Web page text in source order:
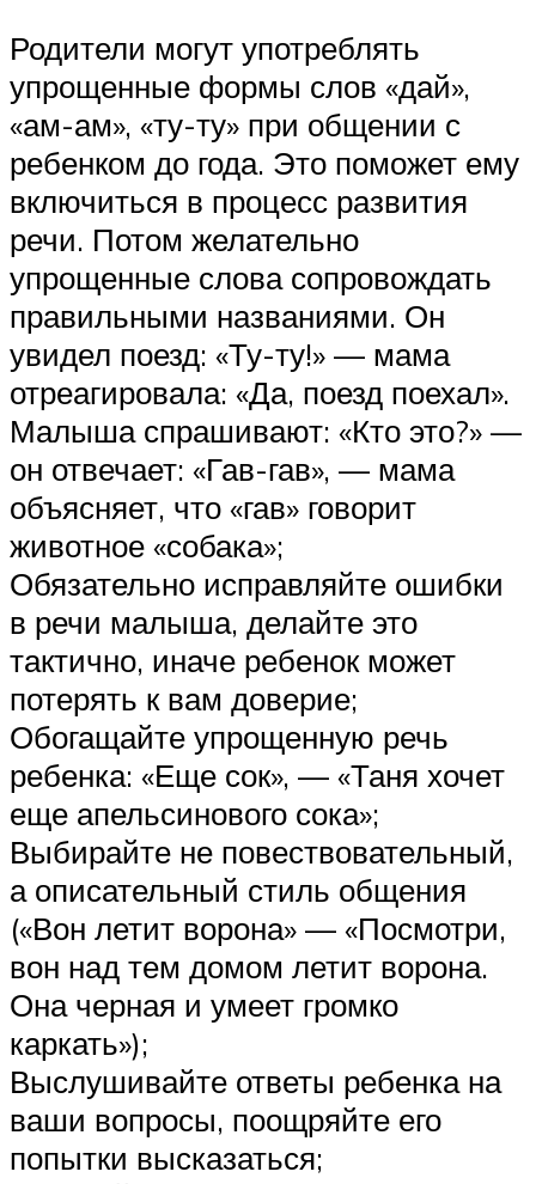
Родители могут употреблять
упрощенные формы слов «дай»,
«ам-ам», «ту-ту» при общении с
ребенком до года. Это поможет ему
включиться в процесс развития
речи. Потом желательно
упрощенные слова сопровождать
правильными названиями. Он
увидел поезд: «Ту-ту!» — мама
отреагировала: «Да, поезд поехал».
Малыша спрашивают: «Кто это?» —
он отвечает: «Гав-гав», — мама
объясняет, что «гав» говорит
животное «собака»;
Обязательно исправляйте ошибки
в речи малыша, делайте это
тактично, иначе ребенок может
потерять к вам доверие;
Обогащайте упрощенную речь
ребенка: «Еще сок», — «Таня хочет
еще апельсинового сока»;
Выбирайте не повествовательный,
а описательный стиль общения
(«Вон летит ворона» — «Посмотри,
вон над тем домом летит ворона.
Она черная и умеет громко
каркать»);
Выслушивайте ответы ребенка на
ваши вопросы, поощряйте его
попытки высказаться;